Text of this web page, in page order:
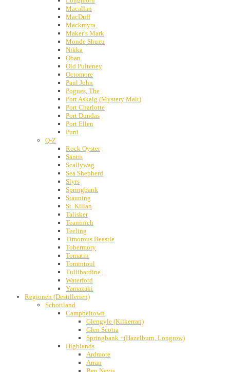
Macallan
MacDuff
Mackmyra
Maker’s Mark
Monde Shuzu
Nikka
Oban
Old Pulteney
Octomore
Paul John
Pogues, The
Port Askaig (Mystery Malt)
Port Charlotte
Port Dundas
Port Ellen
Puni
Q-Z
Rock Oyster
Säntis
Scallywag
Sea Shepherd
Slyrs
Springbank
Stauning
St. Kilian
Talisker
Teaninich
Teeling
Timorous Beastie
Tobermory
Tomatin
Tomintoul
Tullibardine
Waterford
Yamazaki
Regionen (Destillerien)
Schottland
Campbeltown
Glengyle (Kilkerran)
Glen Scotia
Springbank +(Hazelburn, Longrow)
Highlands
Ardmore
Arran